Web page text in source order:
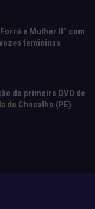
e Mulher II” com
femininas
do primeiro DVD de
do Chocalho (PE)